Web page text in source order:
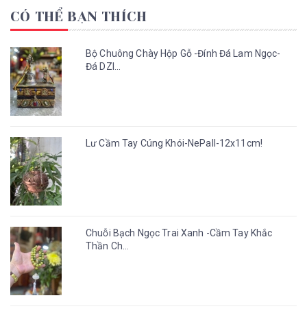
CÓ THỂ BẠN THÍCH
Bộ Chuông Chày Hộp Gỗ -Đính Đá Lam Ngọc-
Đá DZI...
Lư Cầm Tay Cúng Khói-NePall-12x11cm!
Chuỗi Bạch Ngọc Trai Xanh -Cầm Tay Khắc
Thần Ch...